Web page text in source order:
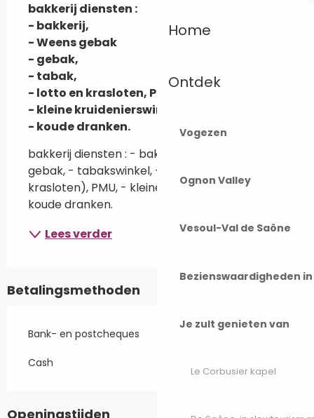
Home
Ontdek
Vogezen
Ognon Valley
Vesoul-Val de Saône
Bezienswaardigheden
Je zult genieten van
Le Corbusier kapel
bakkerij diensten :
- bakkerij,
- Weens gebak
- gebak,
- tabak,
- lotto en krasloten, PMU,
- kleine kruidenierswinkel,
- koude dranken.
bakkerij diensten : - bakkerij, - Weens gebak -
gebak, - tabakswinkel, - FDJ (loterij en
krasloten), PMU, - kleine kruidenierswinkel, -
koude dranken.
Lees verder
Betalingsmethoden
Bank- en postcheques
Cash
Openingstijden